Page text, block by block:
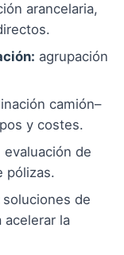
arancelaria,
agrupación
camión–
y costes.
evaluación de
pólizas.
soluciones de
acelerar la